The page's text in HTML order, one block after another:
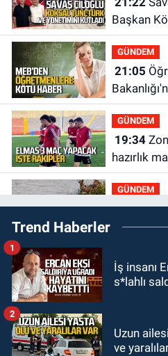
Başkan
GÜNDEM
21:05
GÜNDEM
19:34Zonguldakspor Bolu'da 3
hazırlık
rakipler...
GÜNDEM
19:27Çaycuma ırmağında görüldü:
Görenler
19:12
18:52Zonguldak'ta pitbul köpek
Trend Haberler
İş insanı
s*lahlı
1
Uzun
ve
2